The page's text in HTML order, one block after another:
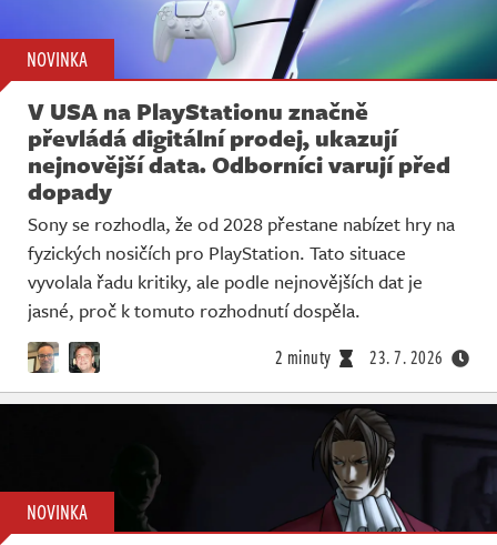
NOVINKA
V USA na PlayStationu značně
převládá digitální prodej, ukazují
nejnovější data. Odborníci varují před
dopady
Sony se rozhodla, že od 2028 přestane nabízet hry na
fyzických nosičích pro PlayStation. Tato situace
vyvolala řadu kritiky, ale podle nejnovějších dat je
jasné, proč k tomuto rozhodnutí dospěla.
2 minuty 23. 7. 2026
NOVINKA